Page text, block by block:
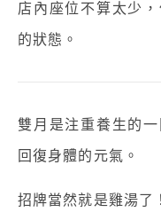
店內座位不算太少
的狀態。
雙月是注重養生的一
回復身體的元氣。
招牌當然就是雞湯了！